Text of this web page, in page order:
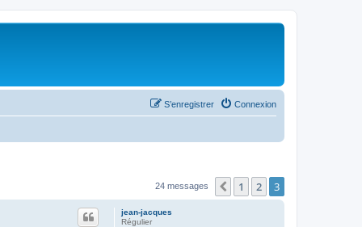
Connexion
S’enregistrer
24 messages Précédente
1 2 3
jean-jacques
Régulier